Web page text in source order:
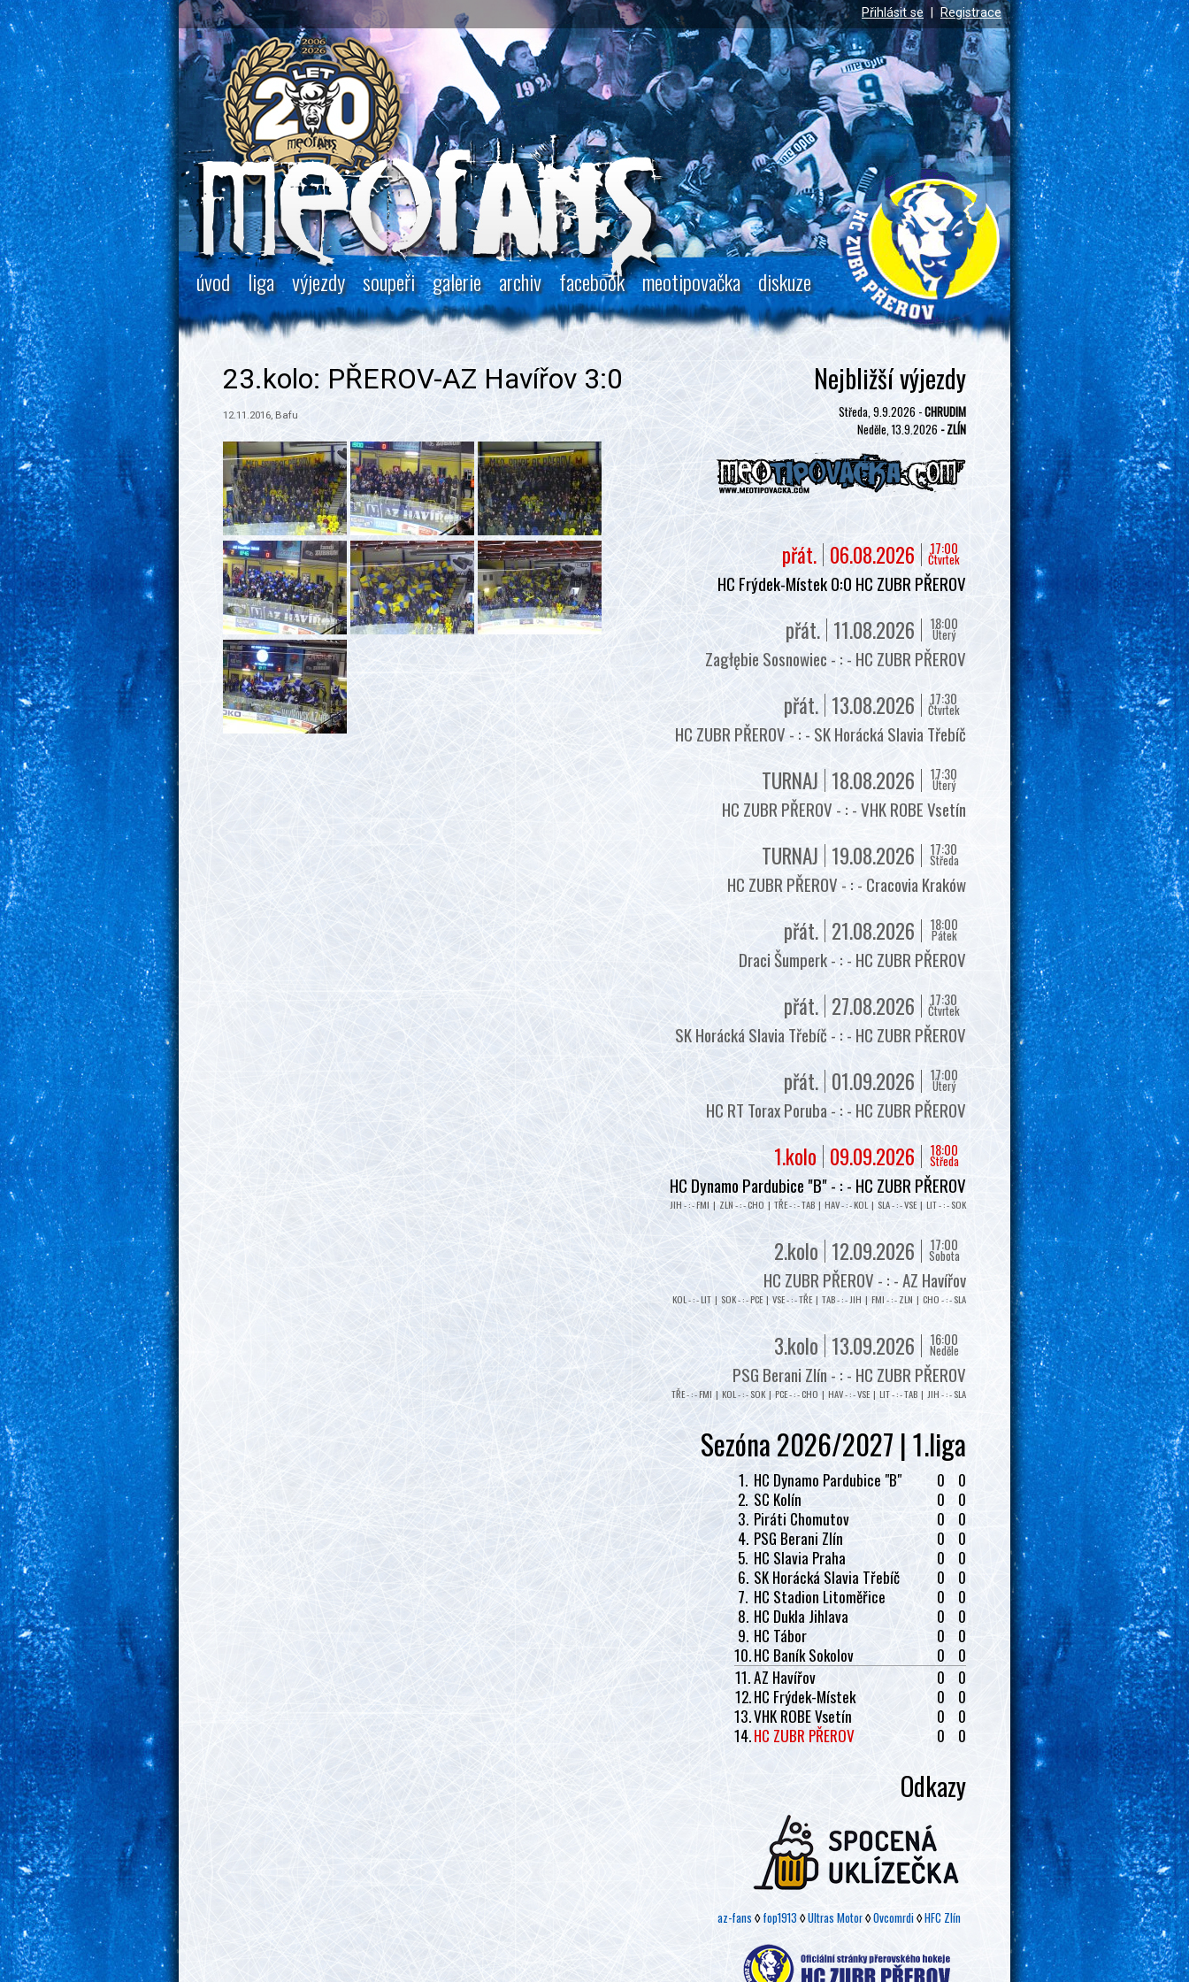
Přihlásit se Registrace
úvod liga výjezdy soupeři galerie archiv facebook meotipovačka diskuze
23.kolo: PŘEROV-AZ Havířov 3:0
12.11.2016, Bafu
Nejbližší výjezdy
Středa, 9.9.2026 -CHRUDIM
Neděle, 13.9.2026 - ZLÍN
17:00
Čtvrtek
06.08.2026
přát.
HC Frýdek-Místek 0:0 HC ZUBR PŘEROV
18:00
Úterý
11.08.2026
přát.
Zagłębie Sosnowiec - : - HC ZUBR PŘEROV
17:30
Čtvrtek
13.08.2026
přát.
HC ZUBR PŘEROV - : - SK Horácká Slavia Třebíč
17:30
Úterý
18.08.2026
TURNAJ
HC ZUBR PŘEROV - : - VHK ROBE Vsetín
17:30
Středa
19.08.2026
TURNAJ
HC ZUBR PŘEROV - : - Cracovia Kraków
18:00
Pátek
21.08.2026
přát.
Draci Šumperk - : - HC ZUBR PŘEROV
17:30
Čtvrtek
27.08.2026
přát.
SK Horácká Slavia Třebíč - : - HC ZUBR PŘEROV
17:00
Úterý
01.09.2026
přát.
HC RT Torax Poruba - : - HC ZUBR PŘEROV
18:00
Středa
09.09.2026
1.kolo
HC Dynamo Pardubice "B" - : - HC ZUBR PŘEROV
JIH - : - FMI | ZLN - : - CHO | TŘE - : - TAB | HAV - : - KOL | SLA - : - VSE | LIT - : - SOK
17:00
Sobota
12.09.2026
2.kolo
HC ZUBR PŘEROV - : - AZ Havířov
KOL - : - LIT | SOK - : - PCE | VSE - : - TŘE | TAB - : - JIH | FMI - : - ZLN | CHO - : - SLA
16:00
Neděle
13.09.2026
3.kolo
PSG Berani Zlín - : - HC ZUBR PŘEROV
TŘE - : - FMI | KOL - : - SOK | PCE - : - CHO | HAV - : - VSE | LIT - : - TAB | JIH - : - SLA
Sezóna 2026/2027 | 1.liga
1. HC Dynamo Pardubice "B" 0
0
2. SC Kolín 0
0
3. Piráti Chomutov 0
0
4. PSG Berani Zlín 0
0
5. HC Slavia Praha 0
0
6. SK Horácká Slavia Třebíč 0
0
7. HC Stadion Litoměřice 0
0
8. HC Dukla Jihlava 0
0
9. HC Tábor 0
0
10.HC Baník Sokolov 0
0
11.AZ Havířov 0
0
12.HC Frýdek-Místek 0
0
13.VHK ROBE Vsetín 0
0
14.HC ZUBR PŘEROV 0 0
Odkazy
az-fans ◊fop1913 ◊Ultras Motor◊Ovcomrdi◊HFC Zlín